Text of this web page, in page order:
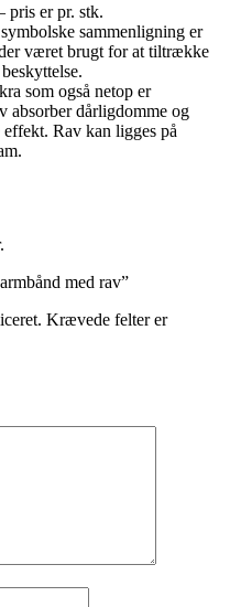
pris er pr. stk.
sammenligning er
været brugt for at tiltrække
som også netop er
absorber dårligdomme og
Rav kan ligges på
med rav”
Krævede felter er